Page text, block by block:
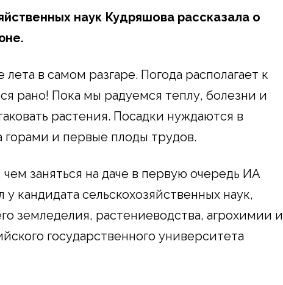
наук Кудряшова рассказала о
в самом разгаре. Погода располагает к
рано! Пока мы радуемся теплу, болезни и
растения. Посадки нуждаются в
горами и первые плоды трудов.
заняться на даче в первую очередь ИА
кандидата сельскохозяйственных наук,
земледелия, растениеводства, агрохимии и
государственного университета